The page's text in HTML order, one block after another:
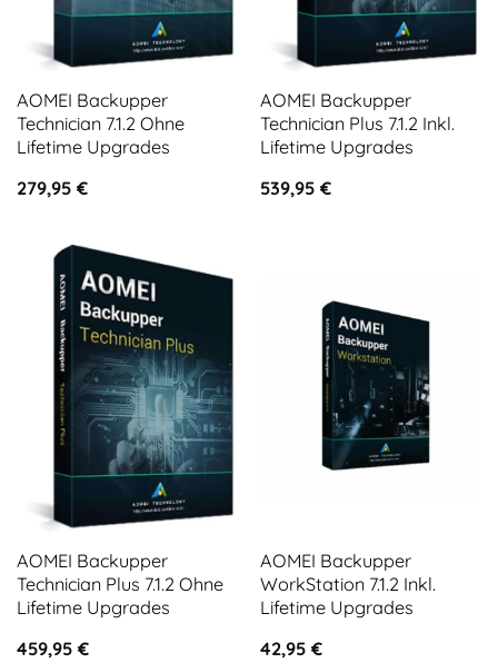
AOMEI Backupper
Technician 7.1.2 Ohne
Lifetime Upgrades
279,95 €
AOMEI Backupper
Technician Plus 7.1.2 Inkl.
Lifetime Upgrades
539,95 €
AOMEI Backupper
Technician Plus 7.1.2 Ohne
Lifetime Upgrades
459,95 €
AOMEI Backupper
WorkStation 7.1.2 Inkl.
Lifetime Upgrades
42,95 €